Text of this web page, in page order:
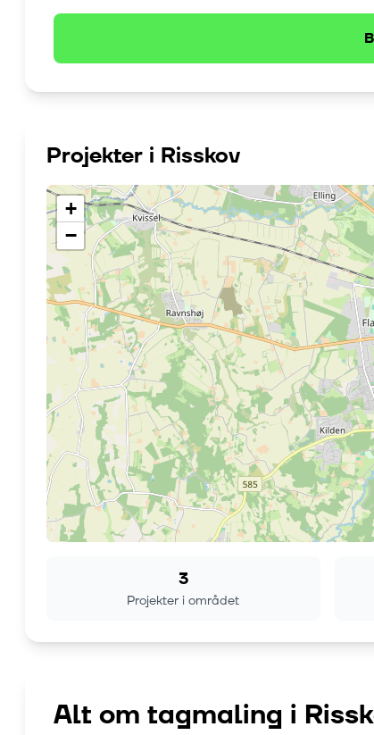
Projekter i Risskov
+
−
3
Projekter i området
Alt om tagmaling i